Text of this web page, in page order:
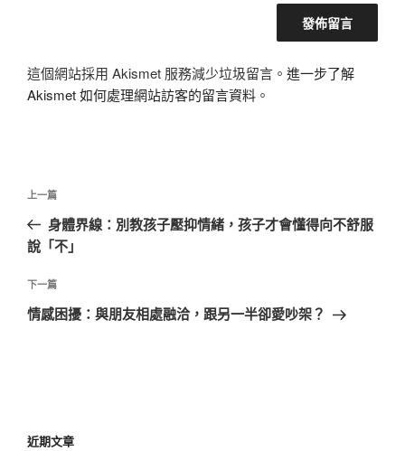
這個網站採用 Akismet 服務減少垃圾留言。 進一步了解
Akismet 如何處理網站訪客的留言資料 。
文
導
覽
上
一
篇
章
上一篇
身體界線：別教孩子壓抑情緒，孩子才會懂得向不舒服
說「不」
下
一
下一篇
情感困擾：與朋友相處融洽，跟另一半卻愛吵架？
近期文章